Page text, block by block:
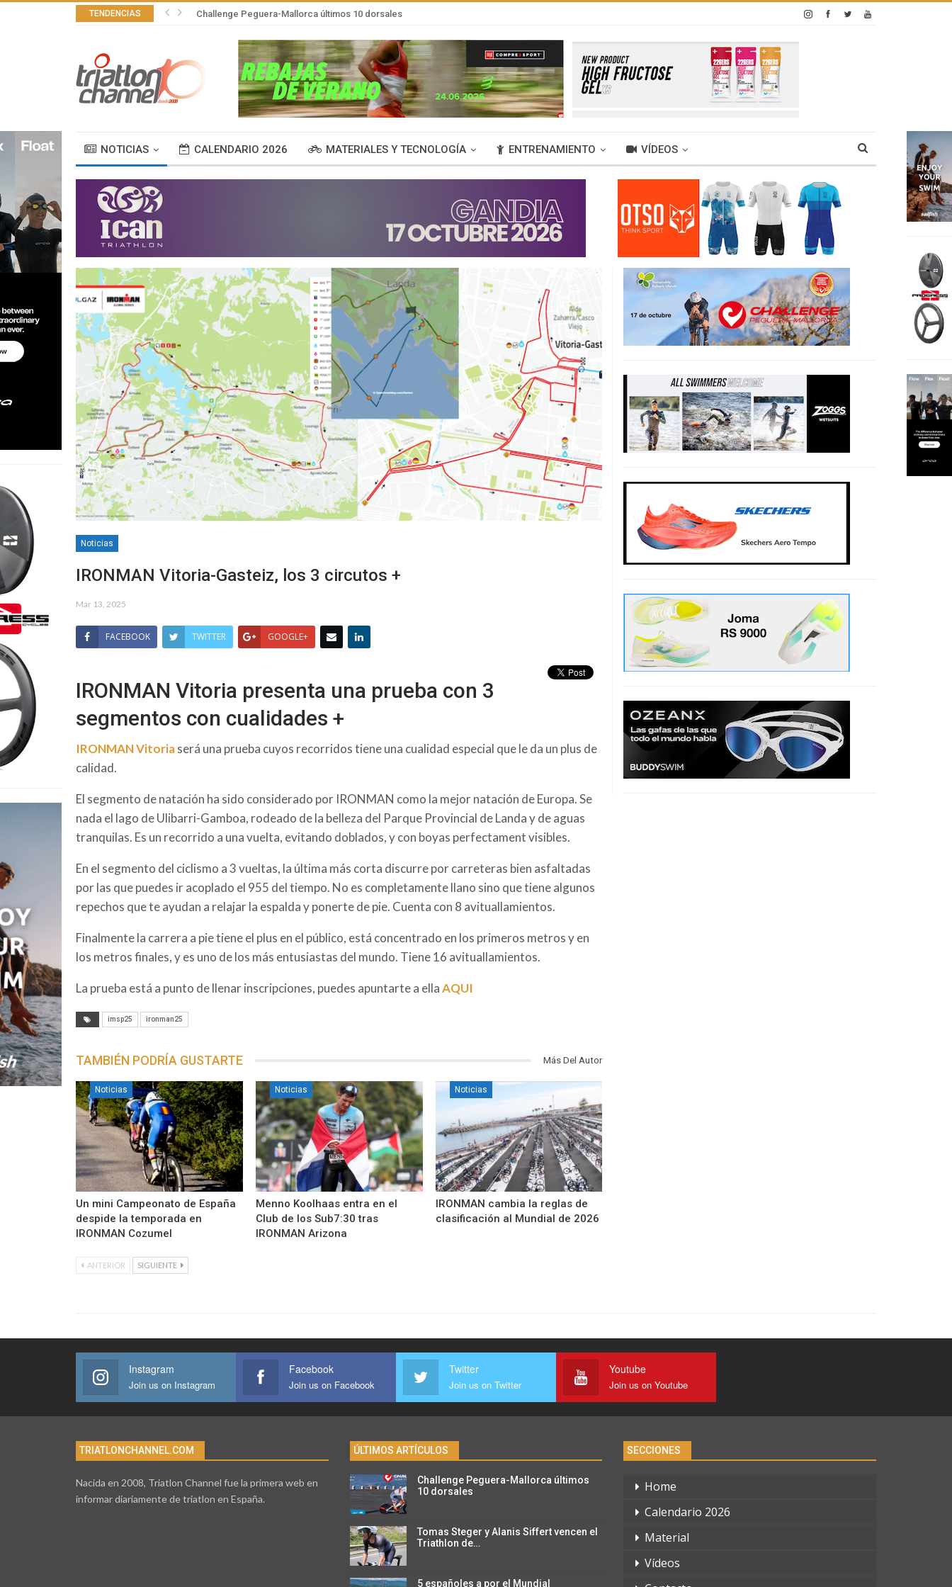
TENDENCIAS Challenge Peguera-Mallorca últimos 10 dorsales
NOTICIAS CALENDARIO 2026 MATERIALES Y TECNOLOGÍA ENTRENAMIENTO VÍDEOS
Noticias
IRONMAN Vitoria-Gasteiz, los 3 circutos +
Mar 13, 2025
FACEBOOK TWITTER GOOGLE+
IRONMAN Vitoria presenta una prueba con 3
segmentos con cualidades +
IRONMAN Vitoriaserá una prueba cuyos recorridos tiene una cualidad especial que le da un plus de
calidad.
El segmento de natación ha sido considerado por IRONMAN como la mejor natación de Europa. Se
nada el lago de Ulibarri-Gamboa, rodeado de la belleza del Parque Provincial de Landa y de aguas
tranquilas. Es un recorrido a una vuelta, evitando doblados, y con boyas perfectament visibles.
En el segmento del ciclismo a 3 vueltas, la última más corta discurre por carreteras bien asfaltadas
por las que puedes ir acoplado el 955 del tiempo. No es completamente llano sino que tiene algunos
repechos que te ayudan a relajar la espalda y ponerte de pie. Cuenta con 8 avituallamientos.
Finalmente la carrera a pie tiene el plus en el público, está concentrado en los primeros metros y en
los metros finales, y es uno de los más entusiastas del mundo. Tiene 16 avituallamientos.
La prueba está a punto de llenar inscripciones, puedes apuntarte a ellaAQUI
imsp25 ironman25
TAMBIÉN PODRÍA GUSTARTE Más Del Autor
Noticias
Un mini Campeonato de España
despide la temporada en
IRONMAN Cozumel
Noticias
Menno Koolhaas entra en el
Club de los Sub7:30 tras
IRONMAN Arizona
Noticias
IRONMAN cambia la reglas de
clasificación al Mundial de 2026
ANTERIOR SIGUIENTE
Instagram
Join us on Instagram
Facebook
Join us on Facebook
Twitter
Join us on Twitter
Youtube
Join us on Youtube
TRIATLONCHANNEL.COM
Nacida en 2008, Triatlon Channel fue la primera web en
informar diariamente de triatlon en España.
ÚLTIMOS ARTÍCULOS
Challenge Peguera-Mallorca últimos
10 dorsales
Tomas Steger y Alanis Siffert vencen el
Triathlon de…
5 españoles a por el Mundial
SECCIONES
Home
Calendario 2026
Material
Vídeos